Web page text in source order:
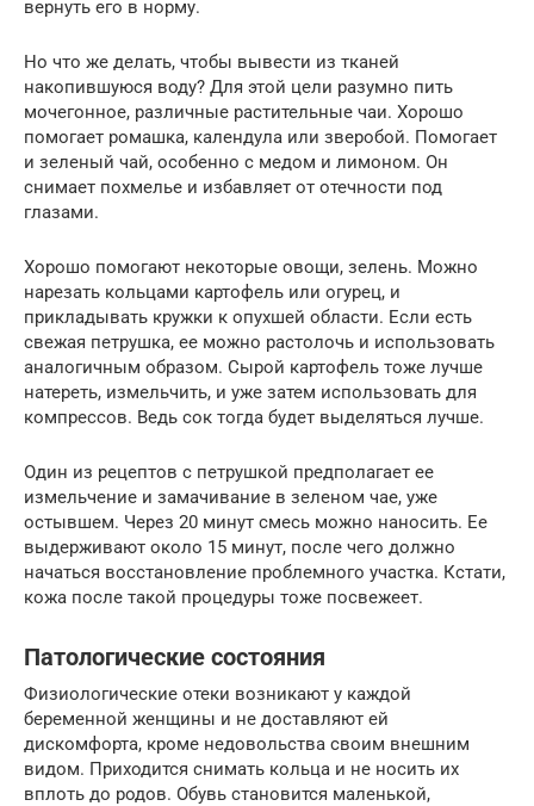
вернуть его в норму.
Но что же делать, чтобы вывести из тканей
накопившуюся воду? Для этой цели разумно пить
мочегонное, различные растительные чаи. Хорошо
помогает ромашка, календула или зверобой. Помогает
и зеленый чай, особенно с медом и лимоном. Он
снимает похмелье и избавляет от отечности под
глазами.
Хорошо помогают некоторые овощи, зелень. Можно
нарезать кольцами картофель или огурец, и
прикладывать кружки к опухшей области. Если есть
свежая петрушка, ее можно растолочь и использовать
аналогичным образом. Сырой картофель тоже лучше
натереть, измельчить, и уже затем использовать для
компрессов. Ведь сок тогда будет выделяться лучше.
Один из рецептов с петрушкой предполагает ее
измельчение и замачивание в зеленом чае, уже
остывшем. Через 20 минут смесь можно наносить. Ее
выдерживают около 15 минут, после чего должно
начаться восстановление проблемного участка. Кстати,
кожа после такой процедуры тоже посвежеет.
Патологические состояния
Физиологические отеки возникают у каждой
беременной женщины и не доставляют ей
дискомфорта, кроме недовольства своим внешним
видом. Приходится снимать кольца и не носить их
вплоть до родов. Обувь становится маленькой,